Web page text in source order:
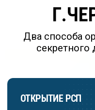
Два способа
секретного
ОТКРЫТИЕ РСП